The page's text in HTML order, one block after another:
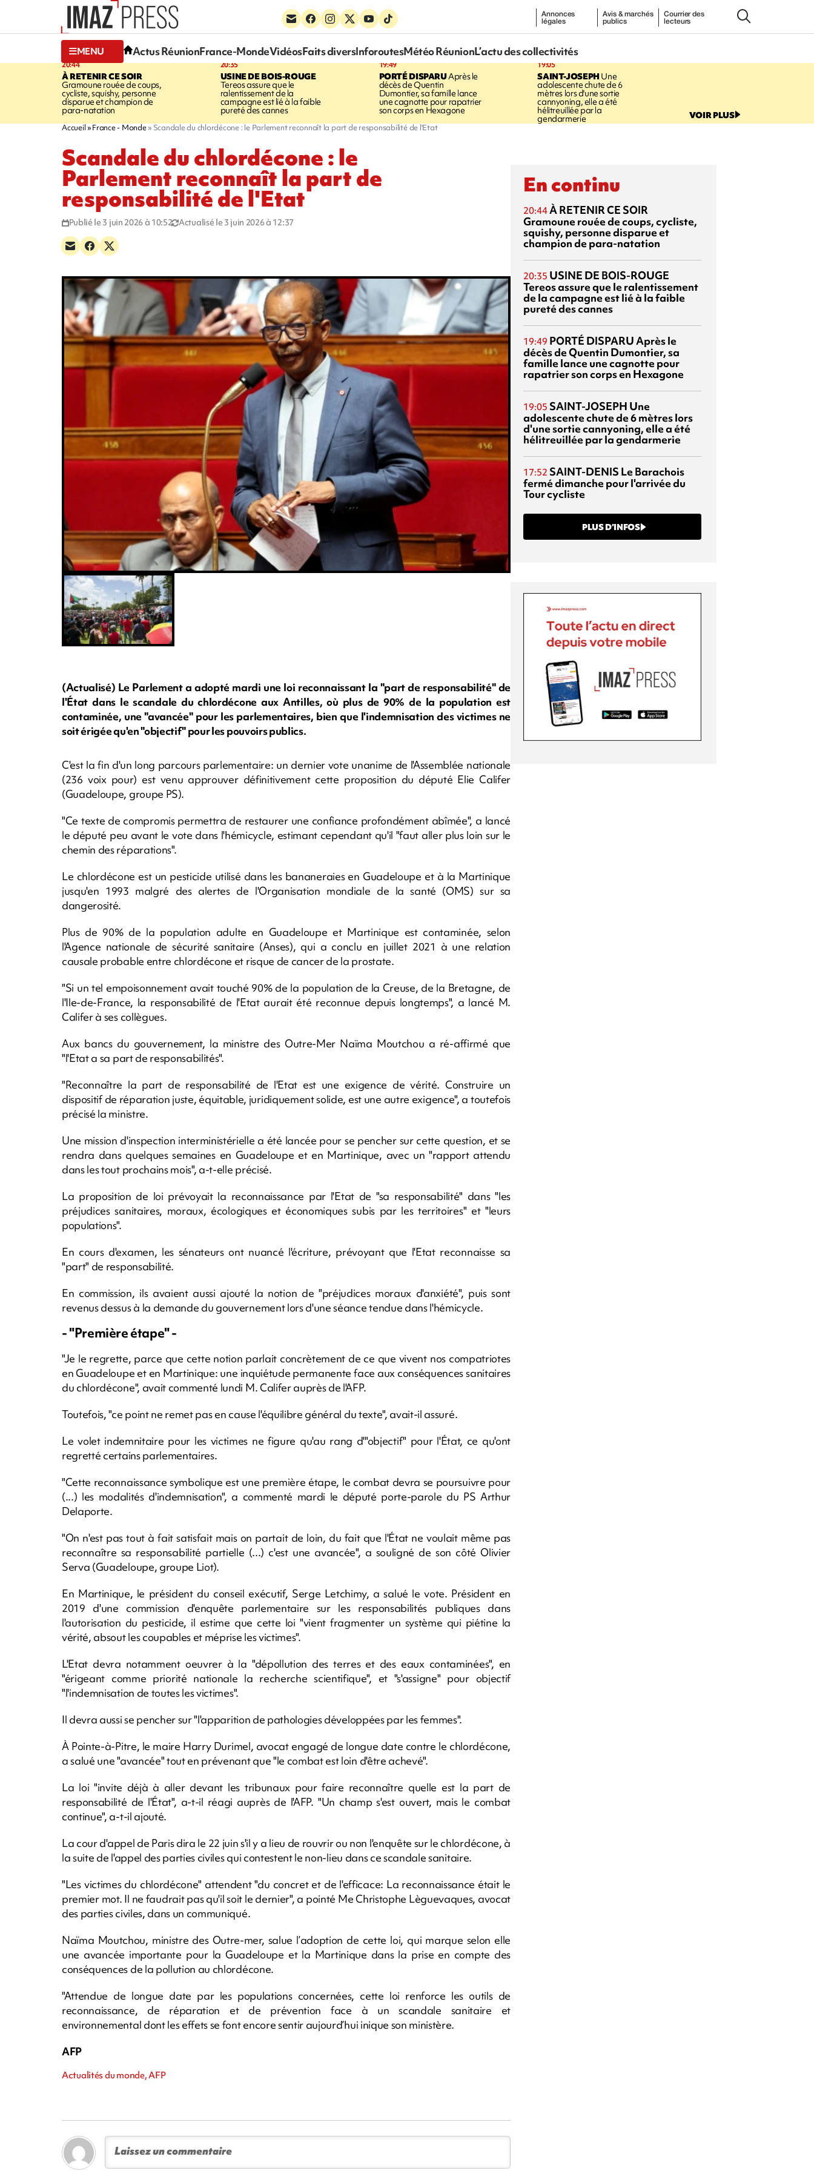
Annonces
légales
Avis & marchés
publics
Courrier des
lecteurs
MENU Actus RéunionFrance-MondeVidéosFaits diversInforoutesMétéo RéunionL’actu des collectivités
20:44
À RETENIR CE SOIR
Gramoune rouée de coups,
cycliste, squishy, personne
disparue et champion de
para-natation
20:35
USINE DE BOIS-ROUGE
Tereos assure que le
ralentissement de la
campagne est lié à la faible
pureté des cannes
19:49
PORTÉ DISPARUAprès le
décès de Quentin
Dumontier, sa famille lance
une cagnotte pour rapatrier
son corps en Hexagone
19:05
SAINT-JOSEPHUne
adolescente chute de 6
mètres lors d'une sortie
cannyoning, elle a été
hélitreuillée par la
gendarmerie VOIR PLUS
Accueil France - Monde Scandale du chlordécone : le Parlement reconnaît la part de responsabilité de l'Etat
Scandale du chlordécone : le
Parlement reconnaît la part de
responsabilité de l'Etat
Publié le 3 juin 2026 à 10:52 Actualisé le 3 juin 2026 à 12:37
(Actualisé) Le Parlement a adopté mardi une loi reconnaissant la "part de responsabilité" de
l'État dans le scandale du chlordécone aux Antilles, où plus de 90% de la population est
contaminée, une "avancée" pour les parlementaires, bien que l'indemnisation des victimes ne
soit érigée qu'en "objectif" pour les pouvoirs publics.
C'est la fin d'un long parcours parlementaire: un dernier vote unanime de l'Assemblée nationale
(236 voix pour) est venu approuver définitivement cette proposition du député Elie Califer
(Guadeloupe, groupe PS).
"Ce texte de compromis permettra de restaurer une confiance profondément abîmée", a lancé
le député peu avant le vote dans l'hémicycle, estimant cependant qu'il "faut aller plus loin sur le
chemin des réparations".
Le chlordécone est un pesticide utilisé dans les bananeraies en Guadeloupe et à la Martinique
jusqu'en 1993 malgré des alertes de l'Organisation mondiale de la santé (OMS) sur sa
dangerosité.
Plus de 90% de la population adulte en Guadeloupe et Martinique est contaminée, selon
l'Agence nationale de sécurité sanitaire (Anses), qui a conclu en juillet 2021 à une relation
causale probable entre chlordécone et risque de cancer de la prostate.
"Si un tel empoisonnement avait touché 90% de la population de la Creuse, de la Bretagne, de
l'Ile-de-France, la responsabilité de l'Etat aurait été reconnue depuis longtemps", a lancé M.
Califer à ses collègues.
Aux bancs du gouvernement, la ministre des Outre-Mer Naïma Moutchou a ré-affirmé que
"l'Etat a sa part de responsabilités".
"Reconnaître la part de responsabilité de l'Etat est une exigence de vérité. Construire un
dispositif de réparation juste, équitable, juridiquement solide, est une autre exigence", a toutefois
précisé la ministre.
Une mission d'inspection interministérielle a été lancée pour se pencher sur cette question, et se
rendra dans quelques semaines en Guadeloupe et en Martinique, avec un "rapport attendu
dans les tout prochains mois", a-t-elle précisé.
La proposition de loi prévoyait la reconnaissance par l'Etat de "sa responsabilité" dans "les
préjudices sanitaires, moraux, écologiques et économiques subis par les territoires" et "leurs
populations".
En cours d'examen, les sénateurs ont nuancé l'écriture, prévoyant que l'Etat reconnaisse sa
"part" de responsabilité.
En commission, ils avaient aussi ajouté la notion de "préjudices moraux d'anxiété", puis sont
revenus dessus à la demande du gouvernement lors d'une séance tendue dans l'hémicycle.
- "Première étape" -
"Je le regrette, parce que cette notion parlait concrètement de ce que vivent nos compatriotes
en Guadeloupe et en Martinique: une inquiétude permanente face aux conséquences sanitaires
du chlordécone", avait commenté lundi M. Califer auprès de l'AFP.
Toutefois, "ce point ne remet pas en cause l'équilibre général du texte", avait-il assuré.
Le volet indemnitaire pour les victimes ne figure qu'au rang d'"objectif" pour l'État, ce qu'ont
regretté certains parlementaires.
"Cette reconnaissance symbolique est une première étape, le combat devra se poursuivre pour
(...) les modalités d'indemnisation", a commenté mardi le député porte-parole du PS Arthur
Delaporte.
"On n'est pas tout à fait satisfait mais on partait de loin, du fait que l'État ne voulait même pas
reconnaître sa responsabilité partielle (...) c'est une avancée", a souligné de son côté Olivier
Serva (Guadeloupe, groupe Liot).
En Martinique, le président du conseil exécutif, Serge Letchimy, a salué le vote. Président en
2019 d'une commission d'enquête parlementaire sur les responsabilités publiques dans
l'autorisation du pesticide, il estime que cette loi "vient fragmenter un système qui piétine la
vérité, absout les coupables et méprise les victimes".
L'Etat devra notamment oeuvrer à la "dépollution des terres et des eaux contaminées", en
"érigeant comme priorité nationale la recherche scientifique", et "s'assigne" pour objectif
"l'indemnisation de toutes les victimes".
Il devra aussi se pencher sur "l'apparition de pathologies développées par les femmes".
À Pointe-à-Pitre, le maire Harry Durimel, avocat engagé de longue date contre le chlordécone,
a salué une "avancée" tout en prévenant que "le combat est loin d'être achevé".
La loi "invite déjà à aller devant les tribunaux pour faire reconnaître quelle est la part de
responsabilité de l'État", a-t-il réagi auprès de l'AFP. "Un champ s'est ouvert, mais le combat
continue", a-t-il ajouté.
La cour d'appel de Paris dira le 22 juin s'il y a lieu de rouvrir ou non l'enquête sur le chlordécone, à
la suite de l'appel des parties civiles qui contestent le non-lieu dans ce scandale sanitaire.
"Les victimes du chlordécone" attendent "du concret et de l'efficace: La reconnaissance était le
premier mot. Il ne faudrait pas qu'il soit le dernier", a pointé Me Christophe Lèguevaques, avocat
des parties civiles, dans un communiqué.
Naïma Moutchou, ministre des Outre-mer, salue l’adoption de cette loi, qui marque selon elle
une avancée importante pour la Guadeloupe et la Martinique dans la prise en compte des
conséquences de la pollution au chlordécone.
"Attendue de longue date par les populations concernées, cette loi renforce les outils de
reconnaissance, de réparation et de prévention face à un scandale sanitaire et
environnemental dont les effets se font encore sentir aujourd’hui inique son ministère.
AFP
Actualités du monde, AFP
En continu
20:44À RETENIR CE SOIR
Gramoune rouée de coups, cycliste,
squishy, personne disparue et
champion de para-natation
20:35 USINE DE BOIS-ROUGE
Tereos assure que le ralentissement
de la campagne est lié à la faible
pureté des cannes
19:49 PORTÉ DISPARUAprès le
décès de Quentin Dumontier, sa
famille lance une cagnotte pour
rapatrier son corps en Hexagone
19:05 SAINT-JOSEPH Une
adolescente chute de 6 mètres lors
d'une sortie cannyoning, elle a été
hélitreuillée par la gendarmerie
17:52 SAINT-DENIS Le Barachois
fermé dimanche pour l'arrivée du
Tour cycliste
PLUS D’INFOS